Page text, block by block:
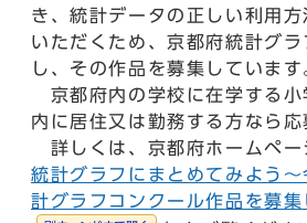
き、統計データの正しい利用
いただくため、京都府統計グ
し、その作品を募集しています
京都府内の学校に在学する小
内に居住又は勤務する方なら応
詳しくは、京都府ホームペー
統計グラフにまとめてみよう
計グラフコンクール作品を募集